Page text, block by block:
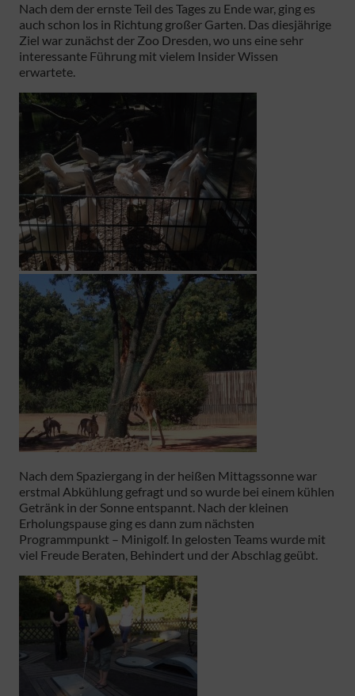
Nach dem der ernste Teil des Tages zu Ende war, ging es
auch schon los in Richtung großer Garten. Das diesjährige
Ziel war zunächst der Zoo Dresden, wo uns eine sehr
interessante Führung mit vielem Insider Wissen
erwartete.
Nach dem Spaziergang in der heißen Mittagssonne war
erstmal Abkühlung gefragt und so wurde bei einem kühlen
Getränk in der Sonne entspannt. Nach der kleinen
Erholungspause ging es dann zum nächsten
Programmpunkt – Minigolf. In gelosten Teams wurde mit
viel Freude Beraten, Behindert und der Abschlag geübt.